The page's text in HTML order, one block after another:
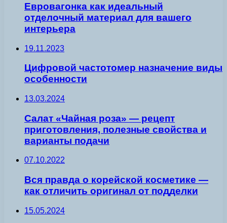
Евровагонка как идеальный
отделочный материал для вашего
интерьера
19.11.2023
Цифровой частотомер назначение виды
особенности
13.03.2024
Салат «Чайная роза» — рецепт
приготовления, полезные свойства и
варианты подачи
07.10.2022
Вся правда о корейской косметике —
как отличить оригинал от подделки
15.05.2024